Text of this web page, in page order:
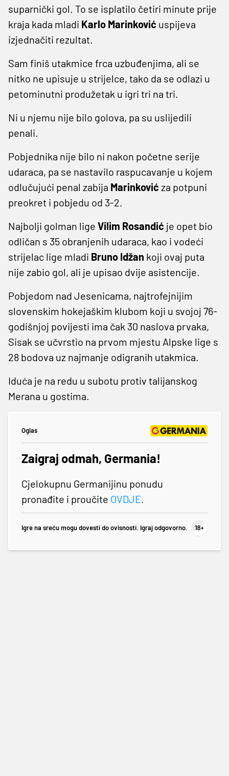
suparnički gol. To se isplatilo četiri minute prije
kraja kada mladi Karlo Marinković uspijeva
izjednačiti rezultat.
Sam finiš utakmice frca uzbuđenjima, ali se
nitko ne upisuje u strijelce, tako da se odlazi u
petominutni produžetak u igri tri na tri.
Ni u njemu nije bilo golova, pa su uslijedili
penali.
Pobjednika nije bilo ni nakon početne serije
udaraca, pa se nastavilo raspucavanje u kojem
odlučujući penal zabija Marinković za potpuni
preokret i pobjedu od 3-2.
Najbolji golman lige Vilim Rosandić je opet bio
odličan s 35 obranjenih udaraca, kao i vodeći
strijelac lige mladi Bruno Idžan koji ovaj puta
nije zabio gol, ali je upisao dvije asistencije.
Pobjedom nad Jesenicama, najtrofejnijim
slovenskim hokejaškim klubom koji u svojoj 76-
godišnjoj povijesti ima čak 30 naslova prvaka,
Sisak se učvrstio na prvom mjestu Alpske lige s
28 bodova uz najmanje odigranih utakmica.
Iduća je na redu u subotu protiv talijanskog
Merana u gostima.
Oglas
Zaigraj odmah, Germania!
Cjelokupnu Germanijinu ponudu
pronađite i proučite OVDJE.
Igre na sreću mogu dovesti do ovisnosti. Igraj odgovorno.